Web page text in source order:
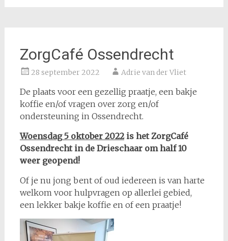
ZorgCafé Ossendrecht
28 september 2022 Adrie van der Vliet
De plaats voor een gezellig praatje, een bakje
koffie en/of vragen over zorg en/of
ondersteuning in Ossendrecht.
Woensdag 5 oktober 2022is het ZorgCafé
Ossendrecht in de Drieschaar om half 10
weer geopend!
Of je nu jong bent of oud iedereen is van harte
welkom voor hulpvragen op allerlei gebied,
een lekker bakje koffie en of een praatje!